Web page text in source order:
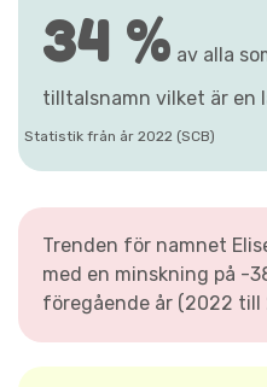
34 % av alla
tilltalsnamn vilket är en
Statistik från år 2022 (SCB)
Trenden för namnet
med en minskning på -
föregående år (2022 till